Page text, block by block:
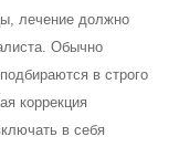
лечение должно
Обычно
в строго
коррекция
в себя